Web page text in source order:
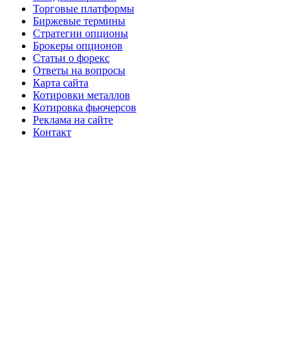
Торговые платформы
Биржевые термины
Стратегии опционы
Брокеры опционов
Статьи о форекс
Ответы на вопросы
Карта сайта
Котировки металлов
Котировка фьючерсов
Реклама на сайте
Контакт